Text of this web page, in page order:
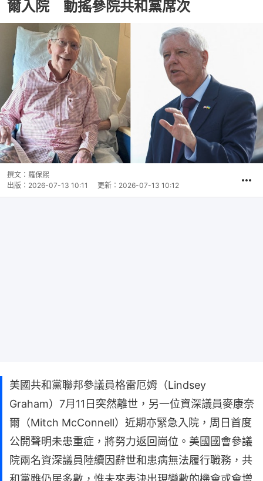
爾入院 動搖參院共和黨席次
撰文： 羅保熙
出版： 2026-07-13 10:11 更新： 2026-07-13 10:12
美國共和黨聯邦參議員格雷厄姆（Lindsey
Graham）7月11日突然離世，另一位資深議員麥康奈
爾（Mitch McConnell）近期亦緊急入院，周日首度
公開聲明未患重症，將努力返回崗位。美國國會參議
院兩名資深議員陸續因辭世和患病無法履行職務，共